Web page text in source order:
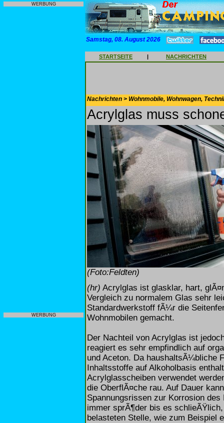
WERBUNG
WERBUNG
Samstag, 08. August 2026
STARTSEITE | NACHRICHTEN
Nachrichten > Wohnmobile, Wohnwagen,
Acrylglas muss
(Foto:Feldten)
(hr) Acrylglas ist glasklar, hart,
Vergleich zu normalem Glas sehr
Standardwerkstoff fÃ¼r die
Wohnmobilen gemacht.
Der Nachteil von Acrylglas ist
reagiert es sehr empfindlich auf
und Aceton. Da haushaltsÃ¼bliche
Inhaltsstoffe auf Alkoholbasis
Acrylglasscheiben verwendet
die OberflÃ¤che rau. Auf Dauer
Spannungsrissen zur Korrosion
immer sprÃ¶der bis es
belasteten Stelle, wie zum Beispiel